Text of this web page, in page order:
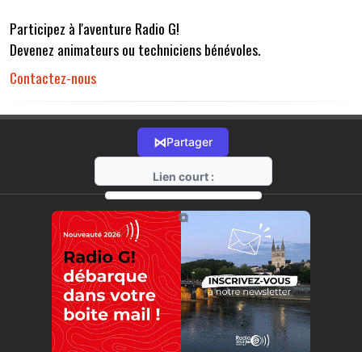
Participez à l'aventure Radio G!
Devenez animateurs ou techniciens bénévoles.
Contactez-nous
⋈Partager
Lien court :
https://radio-g.fr?r32
⧉